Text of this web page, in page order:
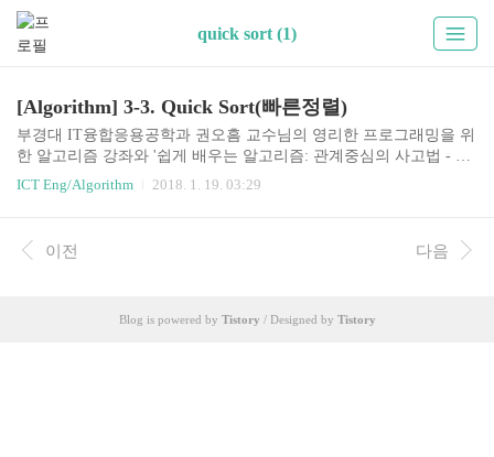
quick sort (1)
[Algorithm] 3-3. Quick Sort(빠른정렬)
부경대 IT융합응용공학과 권오흠 교수님의 영리한 프로그래밍을 위
한 알고리즘 강좌와 '쉽게 배우는 알고리즘: 관계중심의 사고법 - 문
병로'등을 통한 알고리즘 학습 강좌 링크3-3. 빠른정렬(Quick Sort)분
할정복법분할배열을 다음과 같은 조건이 만족되도록 두 부분으로
가 0개 또는 1개이므로 할 일 없음. if (p = x j
ICT Eng/Algorithm 2018. 1. 19. 03:29
이전 다음
Blog is powered by Tistory / Designed by Tistory